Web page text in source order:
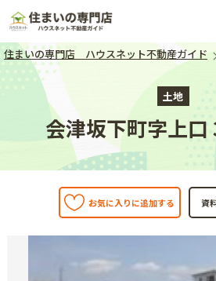
住まいの専門店 ハウスネット不動産ガイド
土地
会津坂下町字上口
お気に入りに追加する